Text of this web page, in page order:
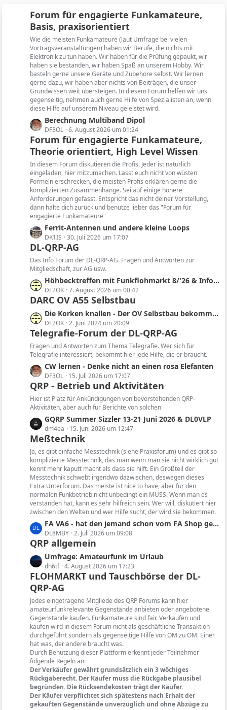
Forum für engagierte Funkamateure,
Basis, praxisorientiert
Wie die meisten Funkamateure (laut Umfrage bei vielen
Vortragsveranstaltungen) haben wir Berufe, die nichts mit
Elektronik zu tun haben. Wir haben für die Prüfung gepaukt, wir
haben sie bestanden, wir haben Spaß an unserem Hobby. Wir
basteln gerne unsere Geräte und Zubehöre selbst. Wir lernen
gerne dazu, wir haben aber nichts von Beiträgen, die unser
Grundwissen weit übersteigen. In diesem Forum helfen wir uns
gegenseitig, nehmen auch gerne Hilfe von Spezialisten an, wenn
diese Hilfe auf unserem Niveau geleistet wird.
L
e
t
z
t
e
B
e
i
t
r
ä
g
e
Berechnung Multiband Dipol
DF3OL 6. August 2026 um 01:24
Forum für engagierte Funkamateure,
Theorie orientiert, High Level Wissen
In diesem Forum diskutieren die Profis. Jeder ist natürlich
eingeladen, hier mitzumachen. Lasst euch nicht von wüsten
Formeln erschrecken, die meisten Profis erklären gerne die
komplizierten Zusammenhänge. Sei auf einige höhere
Anforderungen gefasst. Entspricht das nicht deiner Vorstellung,
dann halte dich zurück und benutze lieber das "Forum für
engagierte Funkamateure"
L
e
t
z
t
e
B
e
t
r
ä
g
e
Ferrit-Antennen und andere kleine Loops
DK1IS 30. Juli 2026 um 17:07
DL-QRP-AG
Das Info Forum der DL-QRP-AG. Fragen und Antworten zur
Mitgliedschaft, zur AG usw.
L
e
t
z
t
e
B
e
t
r
ä
g
e
Höhbecktreffen mit Funkflohmarkt 8/'26 & Infos zur Region, Sendertechnik, Historie, SDR
DF2OK 7. August 2026 um 00:42
DARC OV A55 Selbstbau
L
e
t
z
t
e
B
e
i
t
ä
g
e
Die Korken knallen - Der OV Selbstbau bekommt im QRP-Forum einen eigenen Bereich
DF2OK 2. Juni 2024 um 20:09
Telegrafie-Forum der DL-QRP-AG
Fragen und Antworten zum Thema Telegrafie. Wer sich für
Telegrafie interessiert, bekommt hier jede Hilfe, die er braucht.
L
e
t
z
t
e
B
e
i
t
r
ä
g
e
CW lernen - Denke nicht an einen rosa Elefanten
DF3OL 15. Juli 2026 um 17:07
QRP - Betrieb und Aktivitäten
Hier ist Platz für Ankündigungen von bevorstehenden QRP-
Aktivitäten, aber auch für Berichte von solchen
L
e
t
z
t
e
B
e
i
t
r
ä
g
e
GQRP Summer Sizzler 13-21 Juni 2026 & DL0VLP
dm4ea 15. Juni 2026 um 12:47
Meßtechnik
Ja, es gibt einfache Messtechnik (siehe Praxisforum) und es gibt so
komplizierte Messtechnik, das man wenn man sie nicht wirklich gut
kennt mehr kaputt macht als dass sie hilft. Ein Großteil der
Messtechnik schwebt irgendwo dazwischen, deswegen dieses
Extra Unterforum. Das meiste ist nice to have, aber für den
normalen Funkbetrieb nicht unbedingt ein MUSS. Wenn man es
verstanden hat, kann es sehr hilfreich sein. Wer will, diskutiert hier
zwischen den Welten und wer Hilfe sucht, der wird sie bekommen.
L
e
t
z
t
e
B
e
i
t
r
ä
g
e
FA VA6 - hat den jemand schon vom FA Shop geliefert bekommen und konnte das Gerät testen?
DL8MBY 2. Juli 2026 um 09:08
QRP allgemein
L
e
t
z
t
e
B
e
i
t
r
ä
g
e
Umfrage: Amateurfunk im Urlaub
dh6tf 4. August 2026 um 17:23
FLOHMARKT und Tauschbörse der DL-
QRP-AG
Jedes eingetragene Mitgliede des QRP Forums kann hier
amateurfunkrelevante Gegenstände anbieten oder angebotene
Gegenstände kaufen. Funkamateure sind fair. Verkaufen und
kaufen wird in diesem Forum nicht als geschäftliche Transaktion
durchgeführt sondern als gegenseitige Hilfe von OM zu OM. Einer
hat was, der andere braucht was.
Durch Benutzung dieser Plattform erkennt jeder Teilnehmer
folgende Regeln an:
Der Verkäufer gewährt grundsätzlich ein 3 wöchiges
Rückgaberecht. Der Käufer muss die Rückgabe plausibel
begründen. Die Rücksendekosten trägt der Käufer.
Der Käufer verpflichtet sich spätestens nach Erhalt der
gekauften Gegenstände unverzüglich und ohne Abzüge zu